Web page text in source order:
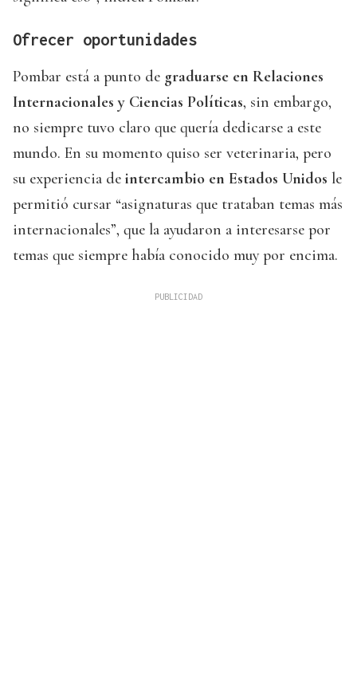
Ofrecer oportunidades
Pombar está a punto de graduarse en Relaciones
Internacionales y Ciencias Políticas, sin embargo,
no siempre tuvo claro que quería dedicarse a este
mundo. En su momento quiso ser veterinaria, pero
su experiencia de intercambio en Estados Unidos le
permitió cursar “asignaturas que trataban temas más
internacionales”, que la ayudaron a interesarse por
temas que siempre había conocido muy por encima.